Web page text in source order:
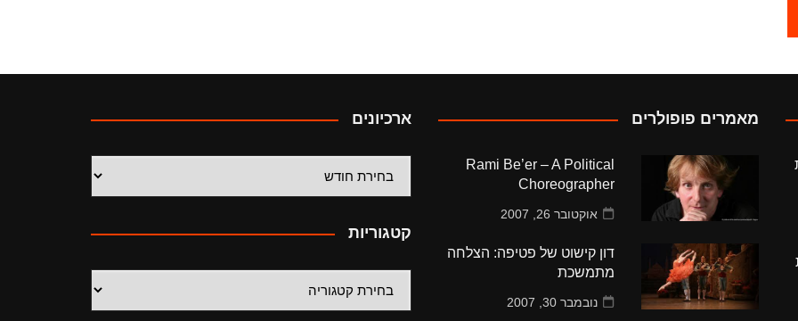
מאמרים פופולרים
Rami Be’er – A Political
Choreographer
אוקטובר 26, 2007
דון קישוט של פטיפה: הצלחה
מתמשכת
נובמבר 30, 2007
ארכיונים
קטגוריות